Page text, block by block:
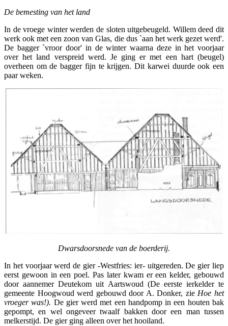
De bemesting van het land
In de vroege winter werden de sloten uitgebeugeld. Willem deed dit
werk ook met een zoon van Glas, die dus `aan het werk gezet werd'.
De bagger `vroor door' in de winter waarna deze in het voorjaar
over het land verspreid werd. Je ging er met een hart (beugel)
overheen om de bagger fijn te krijgen. Dit karwei duurde ook een
paar weken.
Dwarsdoorsnede van de boerderij.
In het voorjaar werd de gier -Westfries: ier- uitgereden. De gier liep
eerst gewoon in een poel. Pas later kwam er een kelder, gebouwd
door aannemer Deutekom uit Aartswoud (De eerste ierkelder te
gemeente Hoogwoud werd gebouwd door A. Donker, zieHoe het
vroeger was!). De gier werd met een handpomp in een houten bak
gepompt, en wel ongeveer twaalf bakken door een man tussen
melkerstijd. De gier ging alleen over het hooiland.